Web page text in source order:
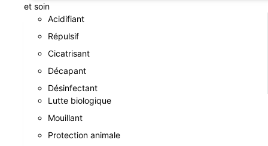
et soin
Acidifiant
Répulsif
Cicatrisant
Décapant
Désinfectant
Lutte biologique
Mouillant
Protection animale